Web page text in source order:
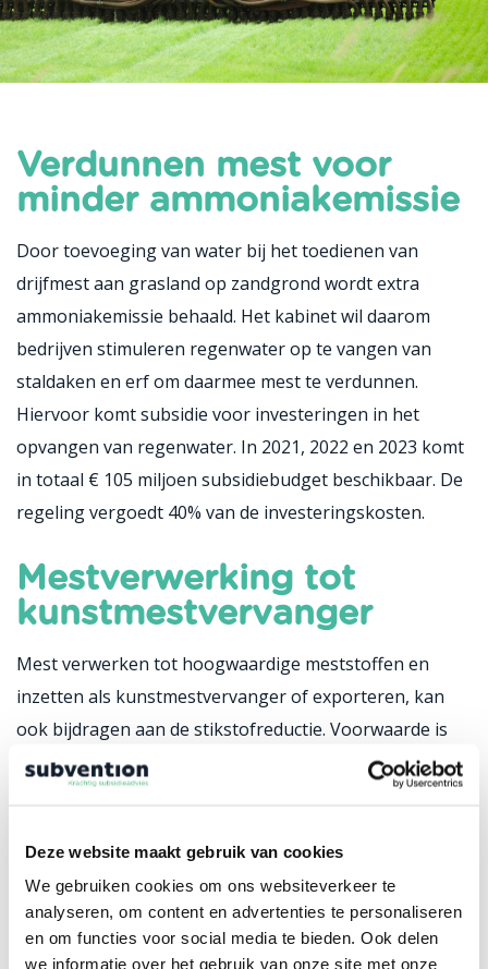
Deze website maakt gebruik van cookies
We gebruiken cookies om ons websiteverkeer te
analyseren, om content en advertenties te personaliseren
en om functies voor social media te bieden. Ook delen
we informatie over het gebruik van onze site met onze
Verdunnen mest voor
minder ammoniakemissie
Door toevoeging van water bij het toedienen van
drijfmest aan grasland op zandgrond wordt extra
ammoniakemissie behaald. Het kabinet wil daarom
bedrijven stimuleren regenwater op te vangen van
staldaken en erf om daarmee mest te verdunnen.
Hiervoor komt subsidie voor investeringen in het
opvangen van regenwater. In 2021, 2022 en 2023 komt
in totaal € 105 miljoen subsidiebudget beschikbaar. De
regeling vergoedt 40% van de investeringskosten.
Mestverwerking tot
kunstmestvervanger
Mest verwerken tot hoogwaardige meststoffen en
inzetten als kunstmestvervanger of exporteren, kan
ook bijdragen aan de stikstofreductie. Voorwaarde is
dat dit alles emissiearm gebeurt.
aan gericht op investeringen in
mestverwerkingsinstallaties. Hierin komt in totaal € 15
miljoen verdeeld over 10 jaar vrij.